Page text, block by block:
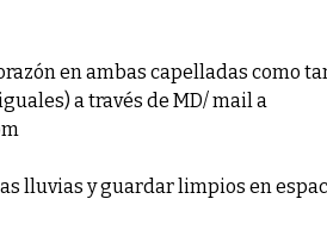
en ambas capelladas como
a través de MD/ mail a
lluvias y guardar limpios en